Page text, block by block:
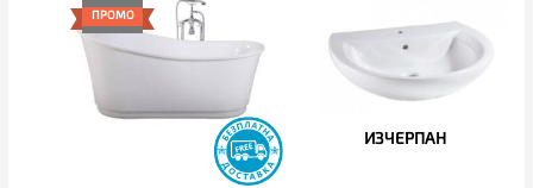
ПРОМО
was:
1,485.00€
(2,904.41
лв.).
(2,611.03
лв.).
ИЗЧЕРПАН